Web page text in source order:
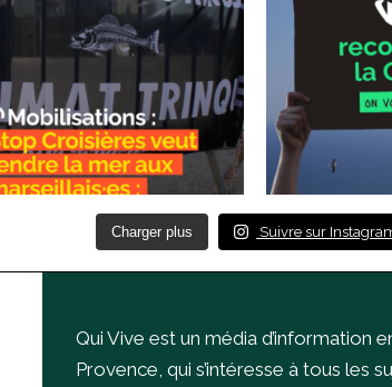
Charger plus Suivre sur
Qui Vive est un média d’information
Provence, qui s’intéresse à tous les